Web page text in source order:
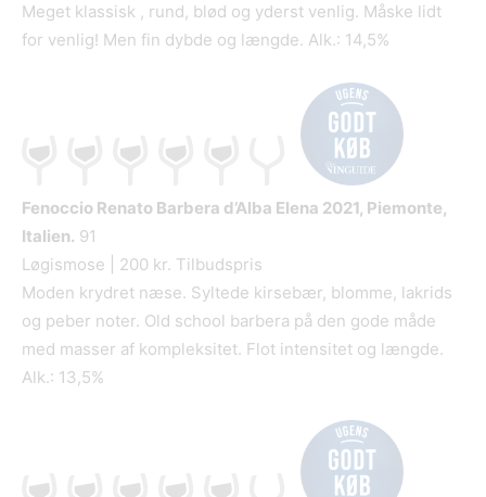
Meget klassisk , rund, blød og yderst venlig. Måske lidt
for venlig! Men fin dybde og længde. Alk.: 14,5%
Fenoccio Renato Barbera d’Alba Elena 2021, Piemonte,
Italien. 91
Løgismose | 200 kr. Tilbudspris
Moden krydret næse. Syltede kirsebær, blomme, lakrids
og peber noter. Old school barbera på den gode måde
med masser af kompleksitet. Flot intensitet og længde.
Alk.: 13,5%